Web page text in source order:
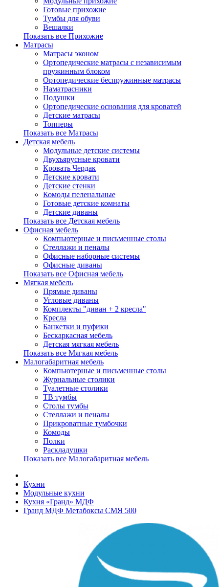
Готовые прихожие
Тумбы для обуви
Вешалки
Показать все Прихожие
Матрасы
Матрасы эконом
Ортопедические матрасы с независимым
пружинным блоком
Ортопедические беспружинные матрасы
Наматрасники
Подушки
Ортопедические основания для кроватей
Детские матрасы
Топперы
Показать все Матрасы
Детская мебель
Модульные детские системы
Двухъярусные кровати
Кровать Чердак
Детские кровати
Детские стенки
Комоды пеленальные
Готовые детские комнаты
Детские диваны
Показать все Детская мебель
Офисная мебель
Компьютерные и письменные столы
Стеллажи и пеналы
Офисные наборные системы
Офисные диваны
Показать все Офисная мебель
Мягкая мебель
Прямые диваны
Угловые диваны
Комплекты "диван + 2 кресла"
Кресла
Банкетки и пуфики
Бескаркасная мебель
Детская мягкая мебель
Показать все Мягкая мебель
Малогабаритная мебель
Компьютерные и письменные столы
Журнальные столики
Туалетные столики
ТВ тумбы
Столы тумбы
Стеллажи и пеналы
Прикроватные тумбочки
Комоды
Полки
Раскладушки
Показать все Малогабаритная мебель
Кухни
Модульные кухни
Кухня «Гранд» МДФ
Гранд МДФ Метабоксы СМЯ 500